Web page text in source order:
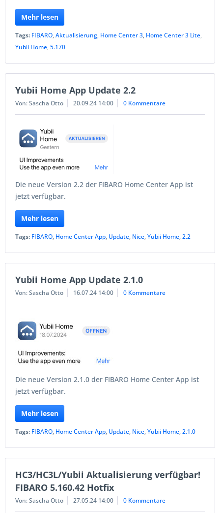
Mehr lesen
Tags: FIBARO,Aktualisierung, Home Center 3, Home Center 3 Lite,
Yubii Home,5.170
Yubii Home App Update 2.2
Von: Sascha Otto 20.09.24 14:00 0 Kommentare
Die neue Version 2.2 der FIBARO Home Center App ist
jetzt verfügbar.
Mehr lesen
Tags: FIBARO, Home Center App, Update, Nice,Yubii Home,2.2
Yubii Home App Update 2.1.0
Von: Sascha Otto 16.07.24 14:00 0 Kommentare
Die neue Version 2.1.0 der FIBARO Home Center App ist
jetzt verfügbar.
Mehr lesen
Tags: FIBARO, Home Center App, Update, Nice,Yubii Home,2.1.0
HC3/HC3L/Yubii Aktualisierung verfügbar!
FIBARO 5.160.42 Hotfix
Von: Sascha Otto 27.05.24 14:00 0 Kommentare